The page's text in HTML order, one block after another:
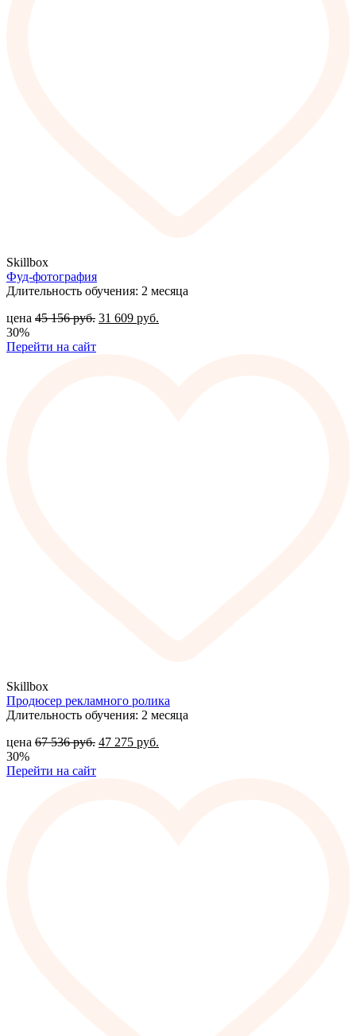
Skillbox
Фуд-фотография
Длительность обучения: 2 месяца
цена 45 156руб. 31 609 руб.
30%
Перейти на сайт
Skillbox
Продюсер рекламного ролика
Длительность обучения: 2 месяца
цена 67 536руб. 47 275 руб.
30%
Перейти на сайт